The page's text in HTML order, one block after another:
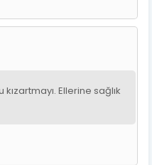
Ellerine sağlık